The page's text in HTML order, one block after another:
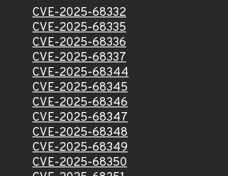
CVE-2025-68332
CVE-2025-68335
CVE-2025-68336
CVE-2025-68337
CVE-2025-68344
CVE-2025-68345
CVE-2025-68346
CVE-2025-68347
CVE-2025-68348
CVE-2025-68349
CVE-2025-68350